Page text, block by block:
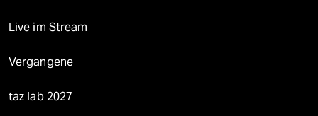
Live im Stream
Vergangene
taz lab 2027